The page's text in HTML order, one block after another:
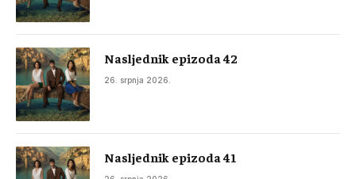
Nasljednik epizoda 42
26. srpnja 2026.
Nasljednik epizoda 41